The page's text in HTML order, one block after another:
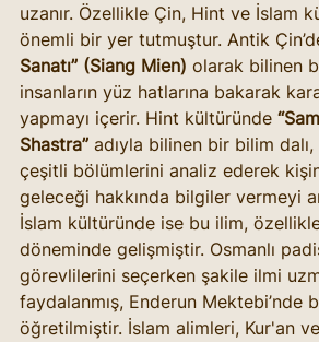
uzanır. Özellikle Çin, Hint ve İslam
önemli bir yer tutmuştur. Antik
Sanatı” (Siang Mien) olarak bilinen
insanların yüz hatlarına bakarak
yapmayı içerir. Hint kültüründe
Shastra” adıyla bilinen bir bilim
çeşitli bölümlerini analiz ederek
geleceği hakkında bilgiler vermeyi
İslam kültüründe ise bu ilim, özellikle
döneminde gelişmiştir. Osmanlı
görevlilerini seçerken şakile ilmi
faydalanmış, Enderun Mektebi’nde
öğretilmiştir. İslam alimleri, Kur'an ve